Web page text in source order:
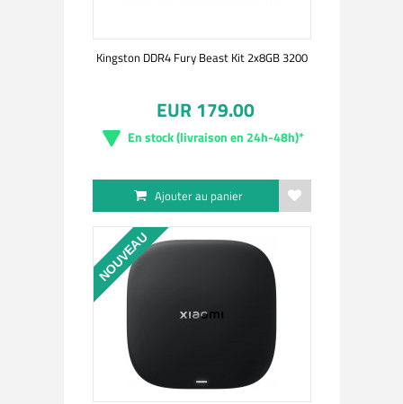
Kingston DDR4 Fury Beast Kit 2x8GB 3200
EUR 179.00
En stock (livraison en 24h-48h)*
Ajouter au panier
NOUVEAU